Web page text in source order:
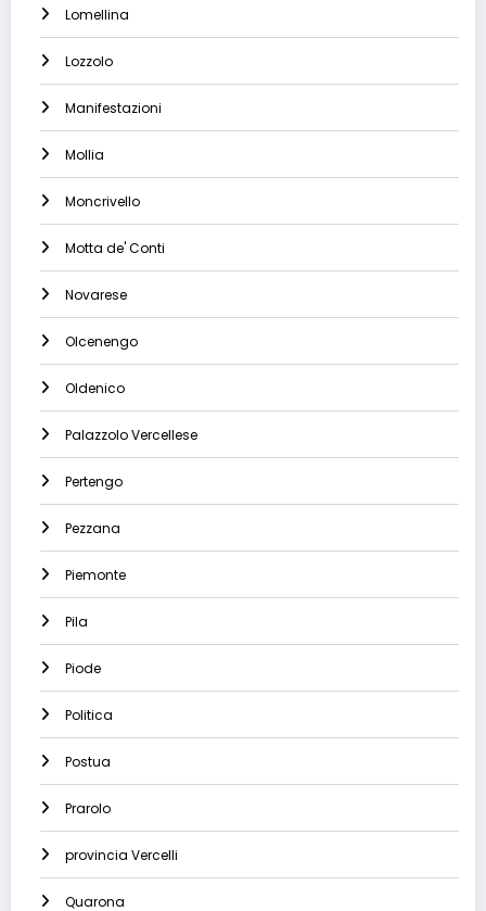
Lomellina
Lozzolo
Manifestazioni
Mollia
Moncrivello
Motta de' Conti
Novarese
Olcenengo
Oldenico
Palazzolo Vercellese
Pertengo
Pezzana
Piemonte
Pila
Piode
Politica
Postua
Prarolo
provincia Vercelli
Quarona